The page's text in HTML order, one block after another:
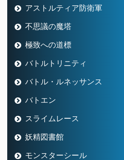
アストルティア防衛軍
不思議の魔塔
極致への道標
バトルトリニティ
バトル・ルネッサンス
バトエン
スライムレース
妖精図書館
モンスターシール